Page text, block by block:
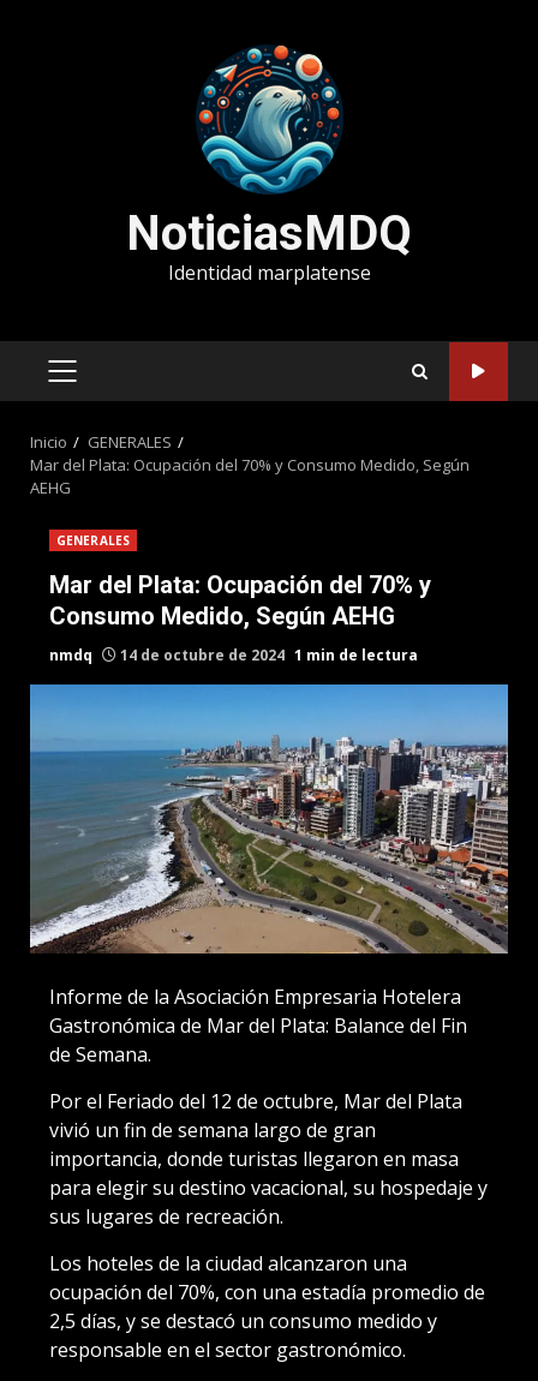
NoticiasMDQ
Identidad marplatense
MENÚ
Inicio
GENERALES
Mar del Plata: Ocupación del 70% y Consumo Medido, Según
AEHG
GENERALES
Mar del Plata: Ocupación del 70% y
Consumo Medido, Según AEHG
nmdq 14 de octubre de 2024 1 min de lectura
Informe de la Asociación Empresaria Hotelera
Gastronómica de Mar del Plata: Balance del Fin
de Semana.
Por el Feriado del 12 de octubre, Mar del Plata
vivió un fin de semana largo de gran
importancia, donde turistas llegaron en masa
para elegir su destino vacacional, su hospedaje y
sus lugares de recreación.
Los hoteles de la ciudad alcanzaron una
ocupación del 70%, con una estadía promedio de
2,5 días, y se destacó un consumo medido y
responsable en el sector gastronómico.